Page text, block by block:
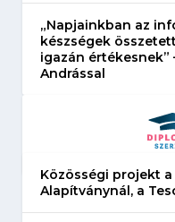
„Napjainkban az
készségek
igazán értékesnek”
Andrással
Közösségi projekt
Alapítványnál, a